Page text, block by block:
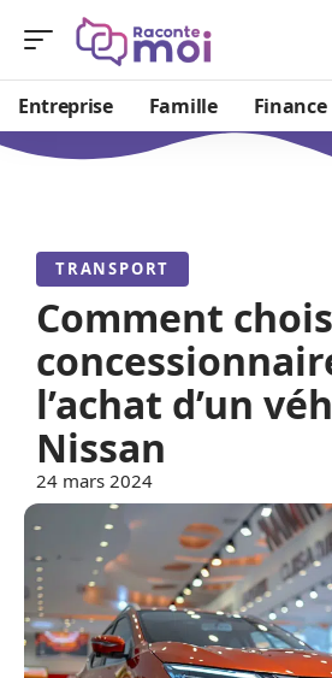
Entreprise Famille Finance
TRANSPORT
Comment
l’achat d’un
Nissan
24 mars 2024